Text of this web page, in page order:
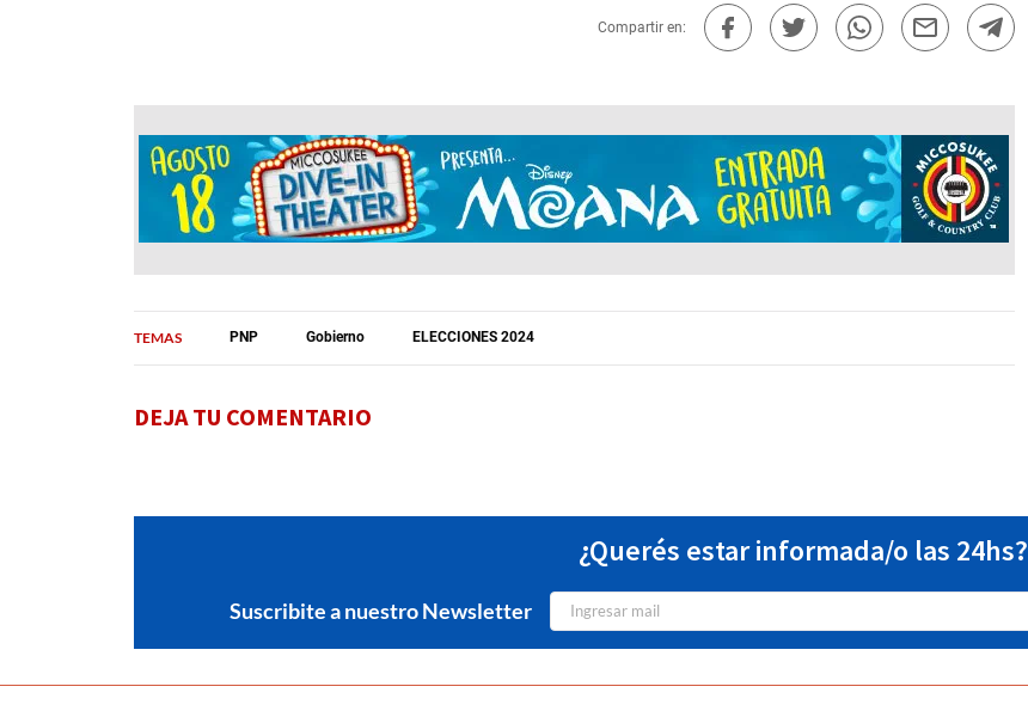
Compartir en:
TEMAS PNP Gobierno ELECCIONES 2024
DEJA TU COMENTARIO
¿Querés estar informada/o las 24hs?
Suscribite a nuestro Newsletter